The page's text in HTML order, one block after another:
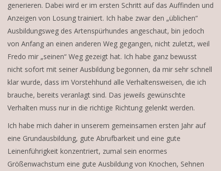
generieren. Dabei wird er im ersten Schritt auf das Auffinden und
Anzeigen von Losung trainiert. Ich habe zwar den „üblichen“
Ausbildungsweg des Artenspürhundes angeschaut, bin jedoch
von Anfang an einen anderen Weg gegangen, nicht zuletzt, weil
Fredo mir „seinen“ Weg gezeigt hat. Ich habe ganz bewusst
nicht sofort mit seiner Ausbildung begonnen, da mir sehr schnell
klar wurde, dass im Vorstehhund alle Verhaltensweisen, die ich
brauche, bereits veranlagt sind. Das jeweils gewünschte
Verhalten muss nur in die richtige Richtung gelenkt werden.
Ich habe mich daher in unserem gemeinsamen ersten Jahr auf
eine Grundausbildung, gute Abrufbarkeit und eine gute
Leinenführigkeit konzentriert, zumal sein enormes
Größenwachstum eine gute Ausbildung von Knochen, Sehnen